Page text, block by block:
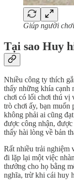
Giúp người
Tại sao Huy
Nhiều công ty thích
thấy những khía cạnh
chơi có lối chơi thú vị
trò chơi ấy, bạn muốn
không phải ai cũng
được công nhận,
thấy hài lòng về bản
Rất nhiều trải nghiệm
đi lặp lại một việc
thưởng cho họ bằng
nghĩa, trừ khi cái huy